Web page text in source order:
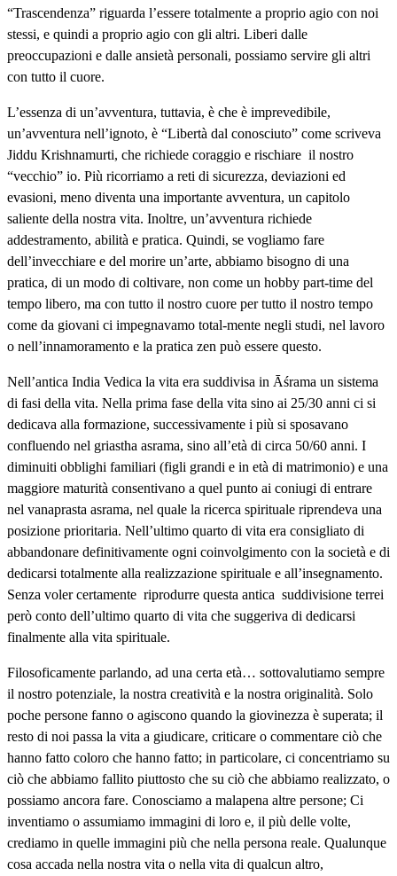
“Trascendenza” riguarda l’essere totalmente a proprio agio con noi
stessi, e quindi a proprio agio con gli altri. Liberi dalle
preoccupazioni e dalle ansietà personali, possiamo servire gli altri
con tutto il cuore.
L’essenza di un’avventura, tuttavia, è che è imprevedibile,
un’avventura nell’ignoto, è “Libertà dal conosciuto” come scriveva
Jiddu Krishnamurti, che richiede coraggio e rischiare il nostro
“vecchio” io. Più ricorriamo a reti di sicurezza, deviazioni ed
evasioni, meno diventa una importante avventura, un capitolo
saliente della nostra vita. Inoltre, un’avventura richiede
addestramento, abilità e pratica. Quindi, se vogliamo fare
dell’invecchiare e del morire un’arte, abbiamo bisogno di una
pratica, di un modo di coltivare, non come un hobby part-time del
tempo libero, ma con tutto il nostro cuore per tutto il nostro tempo
come da giovani ci impegnavamo total-mente negli studi, nel lavoro
o nell’innamoramento e la pratica zen può essere questo.
Nell’antica India Vedica la vita era suddivisa in Āśrama un sistema
di fasi della vita. Nella prima fase della vita sino ai 25/30 anni ci si
dedicava alla formazione, successivamente i più si sposavano
confluendo nel griastha asrama, sino all’età di circa 50/60 anni. I
diminuiti obblighi familiari (figli grandi e in età di matrimonio) e una
maggiore maturità consentivano a quel punto ai coniugi di entrare
nel vanaprasta asrama, nel quale la ricerca spirituale riprendeva una
posizione prioritaria. Nell’ultimo quarto di vita era consigliato di
abbandonare definitivamente ogni coinvolgimento con la società e di
dedicarsi totalmente alla realizzazione spirituale e all’insegnamento.
Senza voler certamente riprodurre questa antica suddivisione terrei
però conto dell’ultimo quarto di vita che suggeriva di dedicarsi
finalmente alla vita spirituale.
Filosoficamente parlando, ad una certa età… sottovalutiamo sempre
il nostro potenziale, la nostra creatività e la nostra originalità. Solo
poche persone fanno o agiscono quando la giovinezza è superata; il
resto di noi passa la vita a giudicare, criticare o commentare ciò che
hanno fatto coloro che hanno fatto; in particolare, ci concentriamo su
ciò che abbiamo fallito piuttosto che su ciò che abbiamo realizzato, o
possiamo ancora fare. Conosciamo a malapena altre persone; Ci
inventiamo o assumiamo immagini di loro e, il più delle volte,
crediamo in quelle immagini più che nella persona reale. Qualunque
cosa accada nella nostra vita o nella vita di qualcun altro,